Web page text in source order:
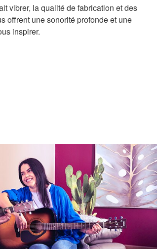
vibrer, la qualité de fabrication et des
offrent une sonorité profonde et une
inspirer.